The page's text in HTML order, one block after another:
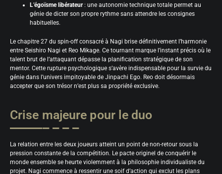
L’égoïsme libérateur: une autonomie technique totale permet au
génie de dicter son propre rythme sans attendre les consignes
habituelles.
Le chapitre 27 du spin-off consacré à Nagi brise définitivement l’harmonie
entre Seishiro Nagi et Reo Mikage. Ce tournant marque l’instant précis où le
talent brut de l’attaquant dépasse la planification stratégique de son
mentor. Cette rupture psychologique s’avère indispensable pour la survie du
génie dans l’univers impitoyable de Jinpachi Ego. Reo doit désormais
accepter que son trésor n’est plus sa propriété exclusive.
Crise majeure pour le duo
La relation entre les deux joueurs atteint un point de non-retour sous la
pression constante de la compétition. Le pacte originel de conquérir le
monde ensemble se heurte violemment à la philosophie individualiste du
projet. Nagi commence à ressentir une soif d’action qui exclut les plans